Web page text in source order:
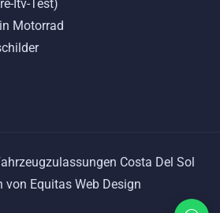
Itv-Test)
Motorrad
Costa Del Sol
von Equitas Web Design